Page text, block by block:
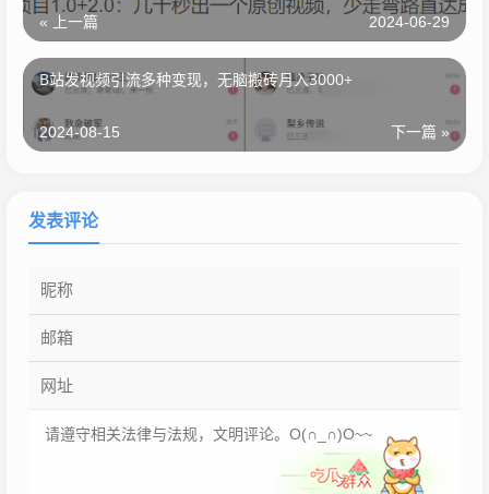
« 上一篇 2024-06-29
B站发视频引流多种变现，无脑搬砖月入3000+
下一篇 »
2024-08-15
发表评论